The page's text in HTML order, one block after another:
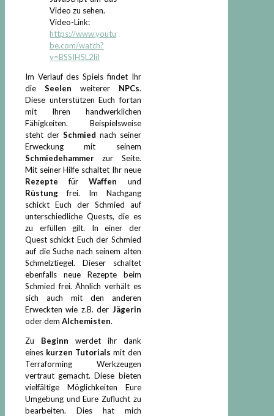
Video zu sehen.
Video-Link:
https://www.youtu
be.com/watch?
v=BSSIH5L2liI
Im Verlauf des Spiels findet Ihr
die Seelen weiterer NPCs.
Diese unterstützen Euch fortan
mit Ihren handwerklichen
Fähigkeiten. Beispielsweise
steht der Schmied nach seiner
Erweckung mit seinem
Schmiedehammer zur Seite.
Mit seiner Hilfe schaltet Ihr neue
RezeptefürWaffen und
Rüstungfrei. Im Nachgang
schickt Euch der Schmied auf
unterschiedliche Quests, die es
zu erfüllen gilt. In einer der
Quest schickt Euch der Schmied
auf die Suche nach seinem alten
Schmelztiegel. Dieser schaltet
ebenfalls neue Rezepte beim
Schmied frei. Ähnlich verhält es
sich auch mit den anderen
Erweckten wie z.B. der Jägerin
oder dem Alchemisten.
Zu Beginn werdet ihr dank
eines kurzen Tutorials mit den
Terraforming Werkzeugen
vertraut gemacht. Diese bieten
vielfältige Möglichkeiten Eure
Umgebung und Eure Zuflucht zu
bearbeiten. Dies hat mich